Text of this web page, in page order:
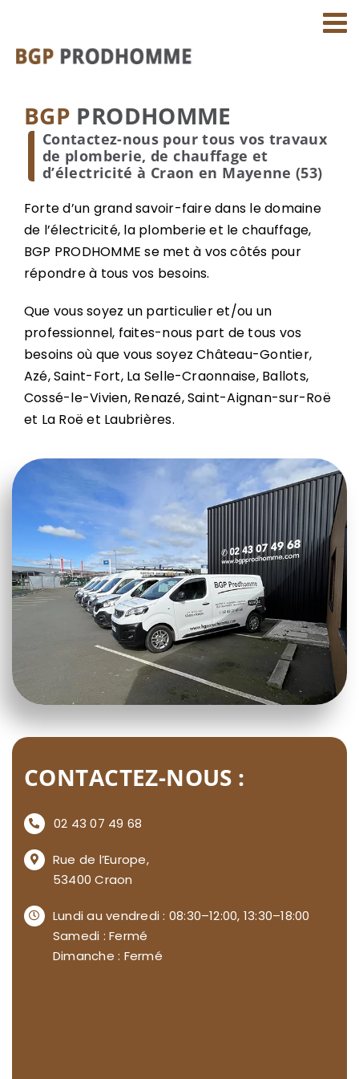
contenu
BGP PRODHOMME
Contactez-nous pour tous vos travaux
de plomberie, de chauffage et
d’électricité à Craon en Mayenne (53)
Forte d’un grand savoir-faire dans le domaine
de l’électricité, la plomberie et le chauffage,
BGP PRODHOMME se met à vos côtés pour
répondre à tous vos besoins.
Que vous soyez un particulier et/ou un
professionnel, faites-nous part de tous vos
besoins où que vous soyez Château-Gontier,
Azé, Saint-Fort, La Selle-Craonnaise, Ballots,
Cossé-le-Vivien, Renazé, Saint-Aignan-sur-Roë
et La Roë et Laubrières.
CONTACTEZ-NOUS :
02 43 07 49 68
Rue de l’Europe,
53400 Craon
Lundi au vendredi : 08:30–12:00, 13:30–18:00
Samedi : Fermé
Dimanche : Fermé